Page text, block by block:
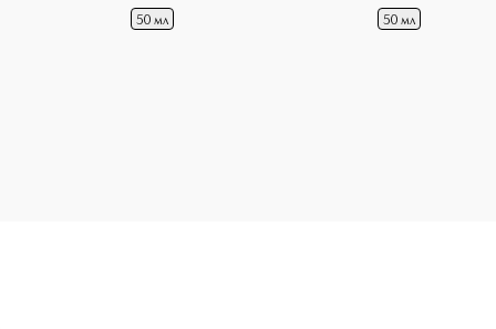
50 мл 50 мл